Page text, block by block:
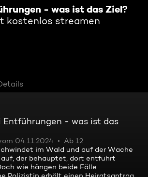
- was ist das Ziel?
kostenlos streamen
Entführungen - was ist das
04.11.2024
Ab 12
im Wald und auf der Wache
der behauptet, dort entführt
wie hängen beide Fälle